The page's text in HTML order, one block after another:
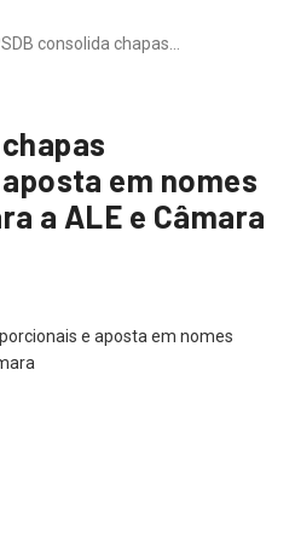
consolida chapas…
em nomes
a ALE e Câmara